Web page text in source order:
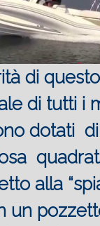
di
di tutti i
dotati
alla
un